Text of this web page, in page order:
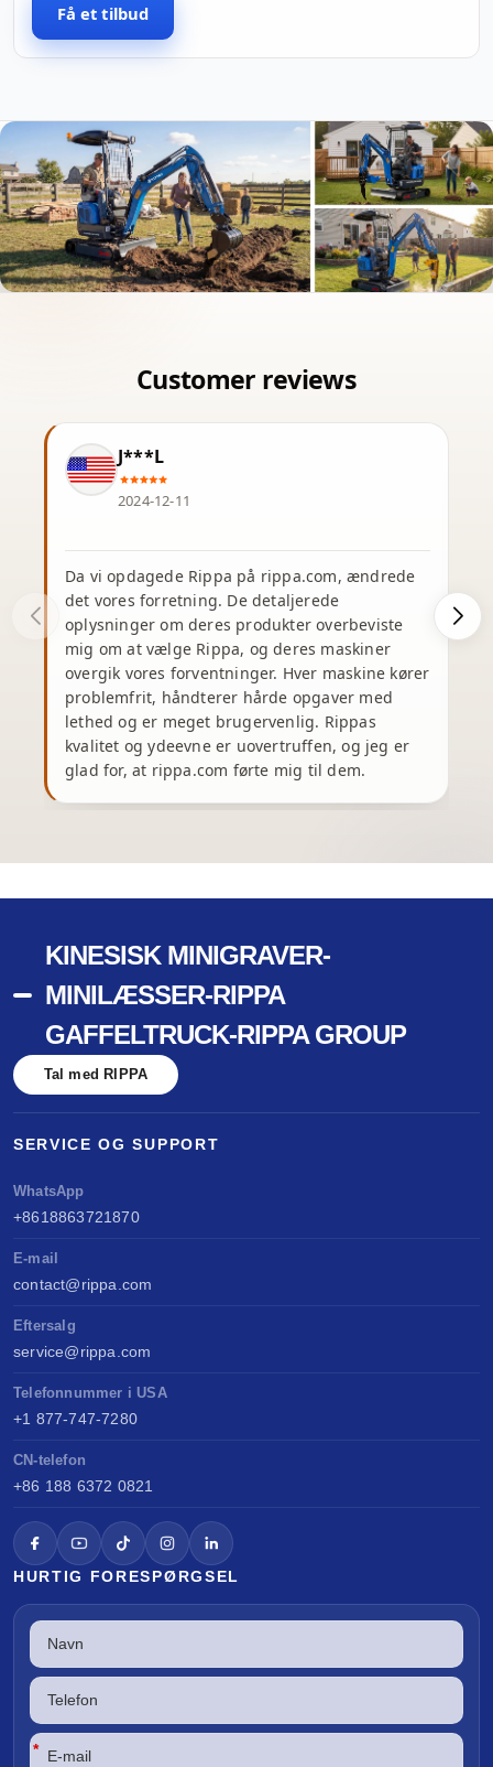
Få et tilbud
J***L
2024-12-11
Da vi opdagede Rippa på rippa.com, ændrede
det vores forretning. De detaljerede
oplysninger om deres produkter overbeviste
mig om at vælge Rippa, og deres maskiner
overgik vores forventninger. Hver maskine kører
problemfrit, håndterer hårde opgaver med
lethed og er meget brugervenlig. Rippas
kvalitet og ydeevne er uovertruffen, og jeg er
glad for, at rippa.com førte mig til dem.
KINESISK MINIGRAVER-
MINILÆSSER-RIPPA
GAFFELTRUCK-RIPPA GROUP
Tal med RIPPA
SERVICE OG SUPPORT
WhatsApp
+8618863721870
E-mail
contact@rippa.com
Eftersalg
service@rippa.com
Telefonnummer i USA
+1 877-747-7280
CN-telefon
+86 188 6372 0821
HURTIG FORESPØRGSEL
*